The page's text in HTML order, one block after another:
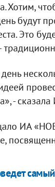
Хотим,
будут
Это
-
ИА